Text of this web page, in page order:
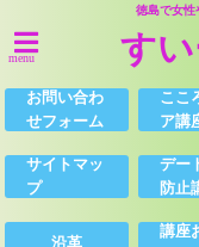
徳島で女性
menu す
お問い合わ
せフォーム
ここ
ア講
サイトマッ
プ
デー
防止
沿革
講座